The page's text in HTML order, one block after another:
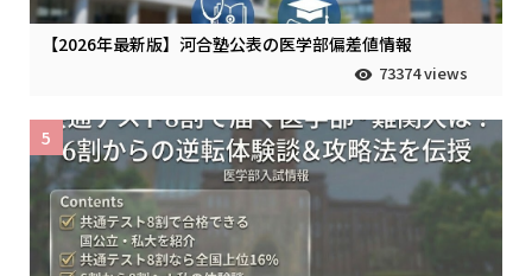
【2026年最新版】河合塾公表の医学部偏差値情報
73374 views
5